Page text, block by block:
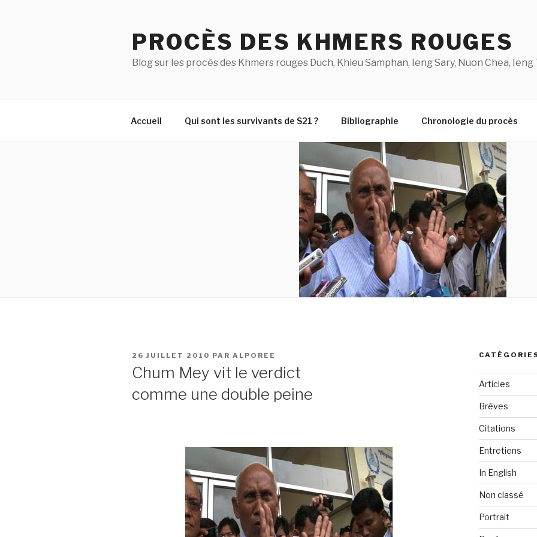
PROCÈS DES KHMERS ROUGES
Blog sur les procès des Khmers rouges Duch, Khieu Samphan, Ieng Sary, Nuon Chea,
Accueil Qui sont les survivants de S21 ? Bibliographie Chronologie du procès
PUBLIÉ
LE
26 JUILLET 2010 PAR ALPOREE
Chum Mey vit le verdict
comme une double peine
Articles
Brèves
Citations
Entretiens
In English
Non classé
Portrait